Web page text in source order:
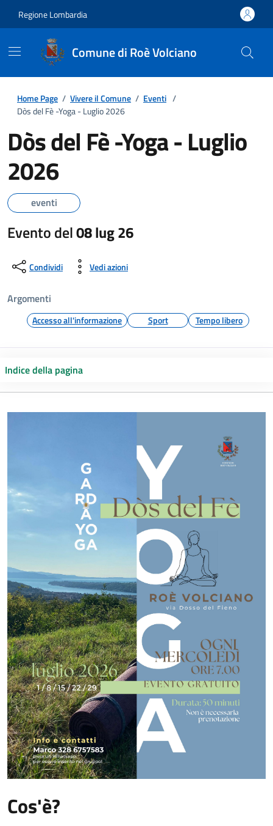
Regione Lombardia
Comune di Roè Volciano
Home Page / Vivere il Comune / Eventi /
Dòs del Fè -Yoga - Luglio 2026
Dòs del Fè -Yoga - Luglio
2026
eventi
Evento del08 lug 26
Condividi Vedi azioni
Argomenti
Accesso all'informazione Sport Tempo libero
Indice della pagina
Cos'è?